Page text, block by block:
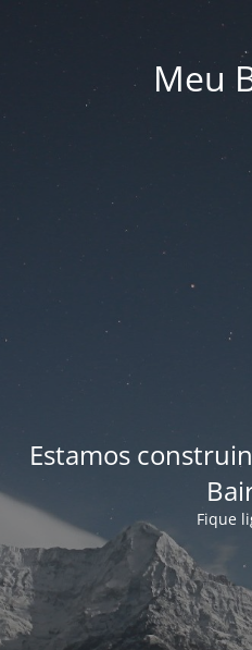
Meu
Estamos
Fique